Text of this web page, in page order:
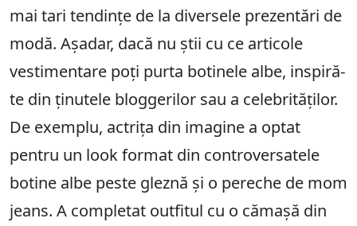
mai tari tendințe de la diversele prezentări de
modă. Așadar, dacă nu știi cu ce articole
vestimentare poți purta botinele albe, inspiră-
te din ținutele bloggerilor sau a celebrităților.
De exemplu, actrița din imagine a optat
pentru un look format din controversatele
botine albe peste gleznă și o pereche de mom
jeans. A completat outfitul cu o cămașă din